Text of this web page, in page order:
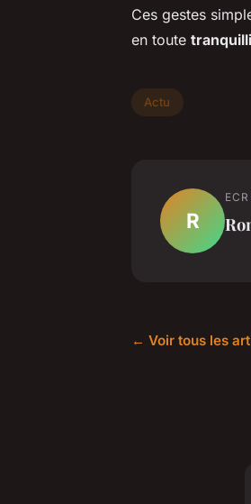
Ces gestes
en toute
Actu
R
← Voir tous les